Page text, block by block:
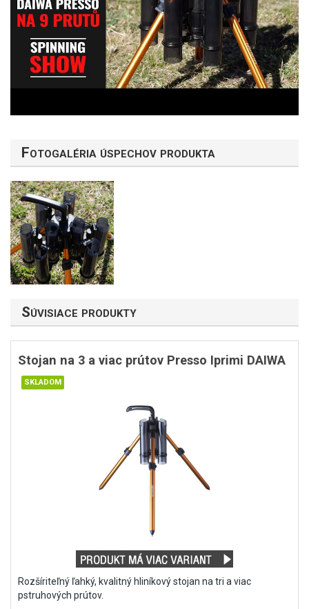
Fotogaléria úspechov produkta
Súvisiace produkty
Stojan na 3 a viac prútov Presso Iprimi DAIWA
Rozšíriteľný ľahký, kvalitný hliníkový stojan na tri a viac
pstruhových prútov.